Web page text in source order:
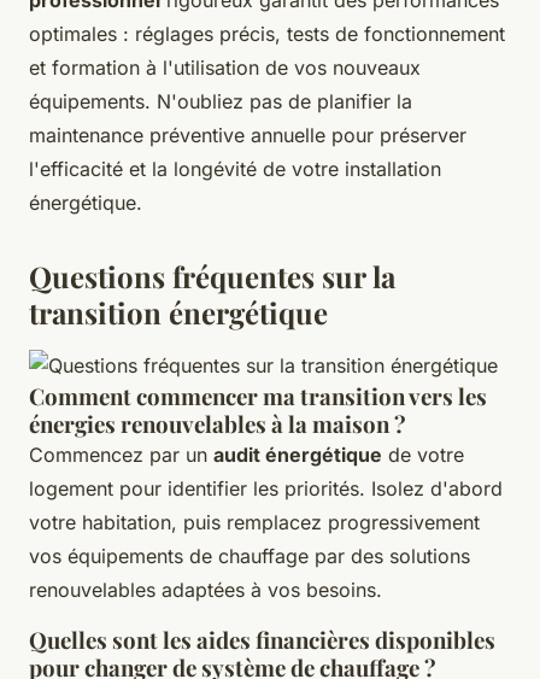
optimales : réglages précis, tests de fonctionnement
et formation à l'utilisation de vos nouveaux
équipements. N'oubliez pas de planifier la
maintenance préventive annuelle pour préserver
l'efficacité et la longévité de votre installation
énergétique.
Questions fréquentes sur la
transition énergétique
Comment commencer ma transition vers les
énergies renouvelables à la maison ?
Commencez par un audit énergétique de votre
logement pour identifier les priorités. Isolez d'abord
votre habitation, puis remplacez progressivement
vos équipements de chauffage par des solutions
renouvelables adaptées à vos besoins.
Quelles sont les aides financières disponibles
pour changer de système de chauffage ?